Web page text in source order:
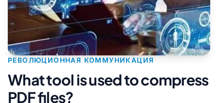
РЕВОЛЮЦИОННАЯ КОММУНИКАЦИЯ
What tool is used to compress
PDF files?